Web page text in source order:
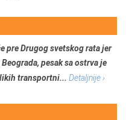
pre Drugog svetskog rata jer
pesak sa ostrva je
transportni... Detaljnije ›